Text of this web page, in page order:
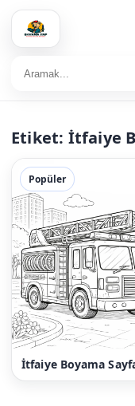
Etiket: İtfaiye
Popüler
İtfaiye Boyama